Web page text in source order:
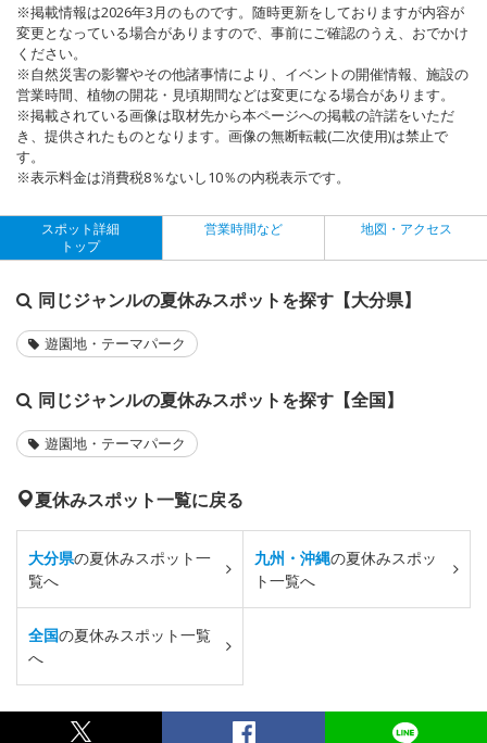
※掲載情報は2026年3月のものです。随時更新をしておりますが内容が
変更となっている場合がありますので、事前にご確認のうえ、おでかけ
ください。
※自然災害の影響やその他諸事情により、イベントの開催情報、施設の
営業時間、植物の開花・見頃期間などは変更になる場合があります。
※掲載されている画像は取材先から本ページへの掲載の許諾をいただ
き、提供されたものとなります。画像の無断転載(二次使用)は禁止で
す。
※表示料金は消費税8％ないし10％の内税表示です。
スポット詳細
トップ
営業時間など 地図・アクセス
同じジャンルの夏休みスポットを探す【大分県】
遊園地・テーマパーク
同じジャンルの夏休みスポットを探す【全国】
遊園地・テーマパーク
夏休みスポット一覧に戻る
大分県の夏休みスポット一
覧へ
九州・沖縄の夏休みスポッ
ト一覧へ
全国の夏休みスポット一覧
へ